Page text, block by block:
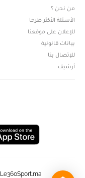
من نحن ؟
الأسئلة الأكثر طرحا
للإعلان على موقعنا
بيانات قانونية
للإتصال بنا
أرشيف
Le360Sport.ma رياضة • جميع الحقوق محفوضة - 2023